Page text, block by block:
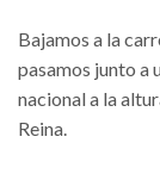
Bajamos a la
pasamos junto a
nacional a la
Reina.